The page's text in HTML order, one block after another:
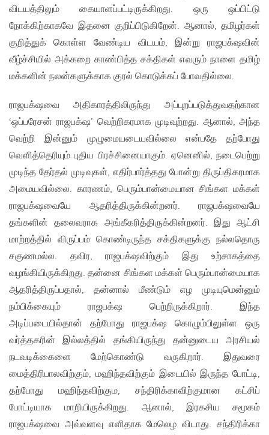
விடயத்திலும் கையாளப்பட்டிருக்கிறது. ஒரு ஒப்பிட்டு
நோக்கிற்காகவே இதனை குறிப்பிடுகிறேன். ஆனால், தமிழர்கள்
குறித்துக் கொள்ள வேண்டிய விடயம், இன்று ராஜபக்‌ஷவின்
வீழ்ச்சியில் அக்கறை காண்பித்த சக்திகள் எவரும் நாளை தமிழ்
மக்களின் நலன்களுக்காக குரல் கொடுக்கப் போவதில்லை.
ராஜபக்‌ஷவை அதிகாரத்திலிருந்து அப்புறப்படுத்துவதற்கான
‘ஒப்பரேசன் ராஜபக்‌ஷ’ வெற்றிகரமாக முடிவுற்றது. ஆனால், அந்த
வெற்றி இன்னும் முழுமையடையவில்லை என்பதே தற்போது
வெளித்தெரியும் புதிய பிரச்சினையாகும். ஏனெனில், நடைபெற்று
முடிந்த தேர்தல் முடிவுகள், எதிர்பார்த்தது போன்று திருப்திகரமாக
அமையவில்லை. காரணம், பெரும்பான்மையான சிங்கள மக்கள்
ராஜபக்‌ஷவையே ஆதரித்திருக்கின்றனர். ராஜபக்‌ஷவையே
தங்களின் தலைவராக அங்கீகரித்திருக்கின்றனர். இது ஆட்சி
மாற்றத்தில் விருப்பம் கொண்டிருந்த சக்திகளுக்கு நல்லதொரு
சகுணமல்ல. தவிர, ராஜபக்‌ஷவிற்கும் இது உற்சாகத்தை
வழங்கியிருக்கிறது. தன்னை சிங்கள மக்கள் பெரும்பான்மையாக
ஆதரித்திருப்பதால், தன்னால் மீண்டும் எழ முடியுமென்னும்
நம்பிக்கையும் ராஜபக்‌ஷ பெற்றிருக்கிறார். இந்த
அடிப்படையில்தான் தற்போது ராஜபக்‌ஷ கொழும்பிலுள்ள ஒரு
வர்த்தகரின் இல்லத்தில் தங்கியிருந்து தன்னுடைய அரசியல்
நடவடிக்கைளை மேற்கொண்டு வருகிறார். இதுவரை
மைத்திரிபாலவிற்கும், மஹிந்தவிற்கும் இடையில் இருந்த போட்டி,
தற்போது மஹிந்தவிற்கும, சந்திரிக்காவிற்குமான கட்சிப்
போட்டியாக மாறியிருக்கிறது. ஆனால், இரகசிய சமூகம்
ராஜபக்‌ஷவை அவ்வளவு எளிதாக மேலெழ விடாது. சந்திரிக்கா